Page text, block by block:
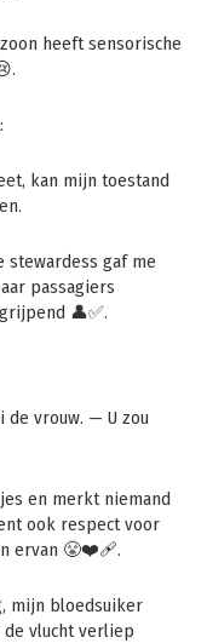
heeft sensorische
kan mijn toestand
gaf me
passagiers
👤✅.
vrouw. — U zou
en merkt niemand
ook respect voor
ervan 😤❤️‍🩹.
mijn bloedsuiker
vlucht verliep